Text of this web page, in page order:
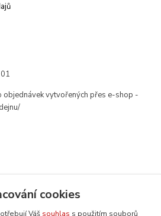
objednávek vytvořených přes e-shop -
cookies
Váš souhlas s použitím souborů